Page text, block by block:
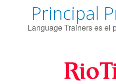
Principal
Language Trainers es el